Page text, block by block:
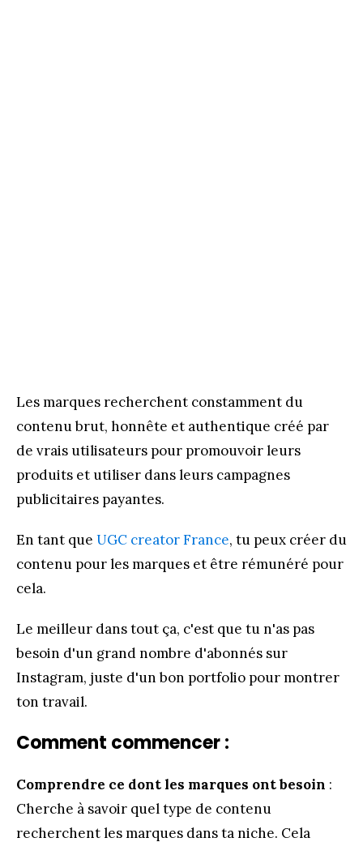
Les marques recherchent constamment du
contenu brut, honnête et authentique créé par
de vrais utilisateurs pour promouvoir leurs
produits et utiliser dans leurs campagnes
publicitaires payantes.
En tant que UGC creator France, tu peux créer du
contenu pour les marques et être rémunéré pour
cela.
Le meilleur dans tout ça, c'est que tu n'as pas
besoin d'un grand nombre d'abonnés sur
Instagram, juste d'un bon portfolio pour montrer
ton travail.
Comment commencer :
Comprendre ce dont les marques ont besoin :
Cherche à savoir quel type de contenu
recherchent les marques dans ta niche. Cela